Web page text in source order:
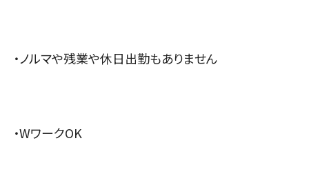
・ノルマや残業や休日出勤もありません
・WワークOK